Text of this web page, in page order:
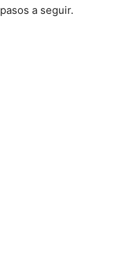
a seguir.